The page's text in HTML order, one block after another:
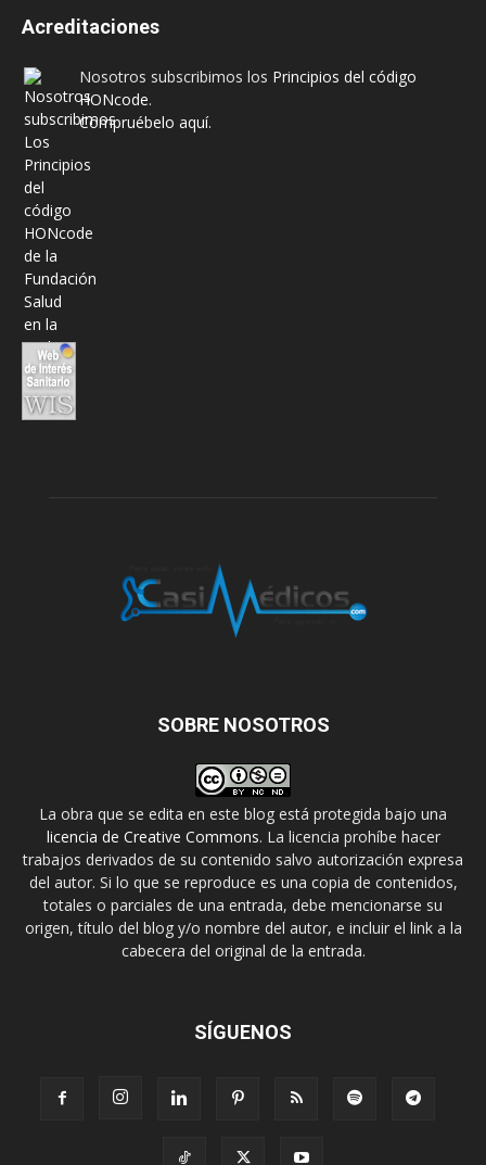
Acreditaciones
Nosotros subscribimos los Principios del código
HONcode.
Compruébelo aquí.
SOBRE NOSOTROS
La obra que se edita en este blog está protegida bajo una
licencia de Creative Commons. La licencia prohíbe hacer
trabajos derivados de su contenido salvo autorización expresa
del autor. Si lo que se reproduce es una copia de contenidos,
totales o parciales de una entrada, debe mencionarse su
origen, título del blog y/o nombre del autor, e incluir el link a la
cabecera del original de la entrada.
SÍGUENOS